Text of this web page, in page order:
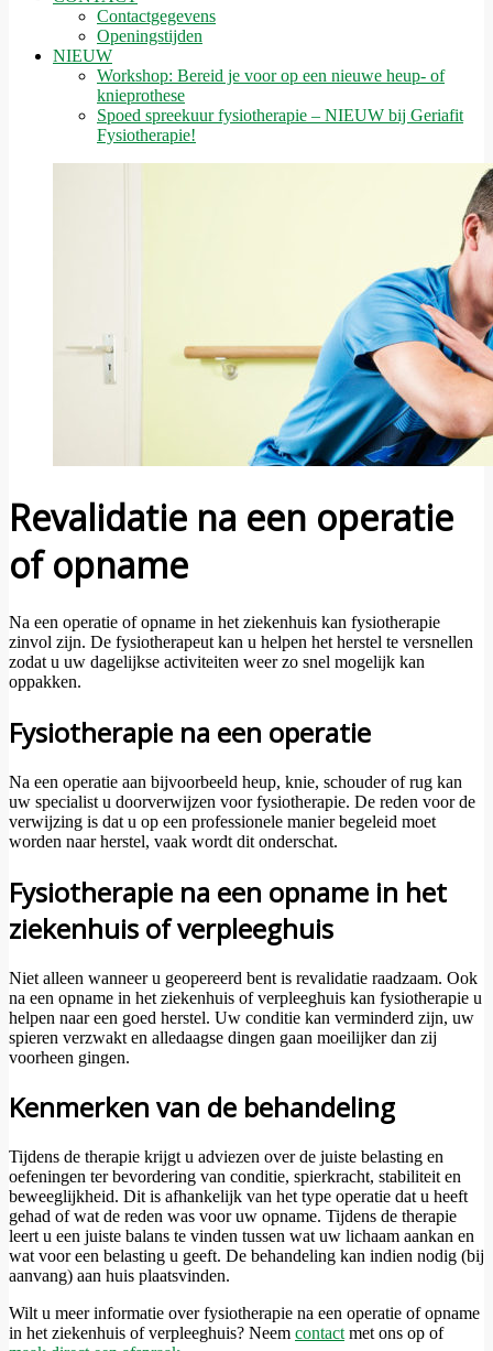
Contactgegevens
Openingstijden
NIEUW
Workshop: Bereid je voor op een nieuwe heup- of
knieprothese
Spoed spreekuur fysiotherapie – NIEUW bij Geriafit
Fysiotherapie!
Revalidatie na een operatie
of opname
Na een operatie of opname in het ziekenhuis kan fysiotherapie
zinvol zijn. De fysiotherapeut kan u helpen het herstel te versnellen
zodat u uw dagelijkse activiteiten weer zo snel mogelijk kan
oppakken.
Fysiotherapie na een operatie
Na een operatie aan bijvoorbeeld heup, knie, schouder of rug kan
uw specialist u doorverwijzen voor fysiotherapie. De reden voor de
verwijzing is dat u op een professionele manier begeleid moet
worden naar herstel, vaak wordt dit onderschat.
Fysiotherapie na een opname in het
ziekenhuis of verpleeghuis
Niet alleen wanneer u geopereerd bent is revalidatie raadzaam. Ook
na een opname in het ziekenhuis of verpleeghuis kan fysiotherapie u
helpen naar een goed herstel. Uw conditie kan verminderd zijn, uw
spieren verzwakt en alledaagse dingen gaan moeilijker dan zij
voorheen gingen.
Kenmerken van de behandeling
Tijdens de therapie krijgt u adviezen over de juiste belasting en
oefeningen ter bevordering van conditie, spierkracht, stabiliteit en
beweeglijkheid. Dit is afhankelijk van het type operatie dat u heeft
gehad of wat de reden was voor uw opname. Tijdens de therapie
leert u een juiste balans te vinden tussen wat uw lichaam aankan en
wat voor een belasting u geeft. De behandeling kan indien nodig (bij
aanvang) aan huis plaatsvinden.
Wilt u meer informatie over fysiotherapie na een operatie of opname
in het ziekenhuis of verpleeghuis? Neem contact met ons op of